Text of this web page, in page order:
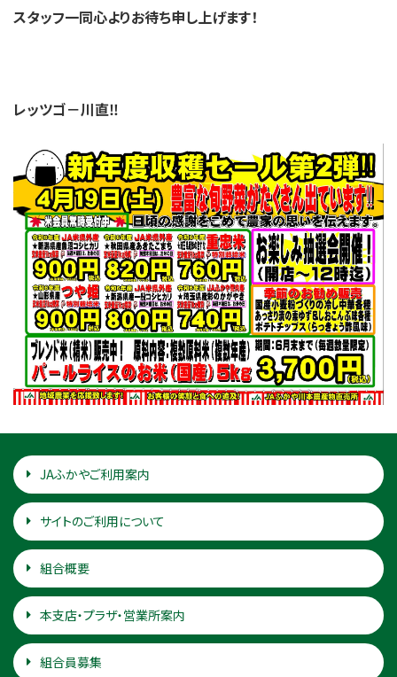
スタッフ一同心よりお待ち申し上げます！
レッツゴ－川直‼
JAふかやご利用案内
サイトのご利用について
組合概要
本支店・プラザ・営業所案内
組合員募集